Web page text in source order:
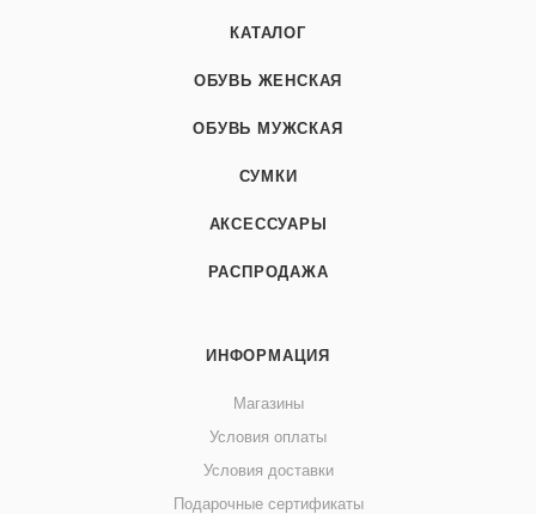
КАТАЛОГ
ОБУВЬ ЖЕНСКАЯ
ОБУВЬ МУЖСКАЯ
СУМКИ
АКСЕССУАРЫ
РАСПРОДАЖА
ИНФОРМАЦИЯ
Магазины
Условия оплаты
Условия доставки
Подарочные сертификаты